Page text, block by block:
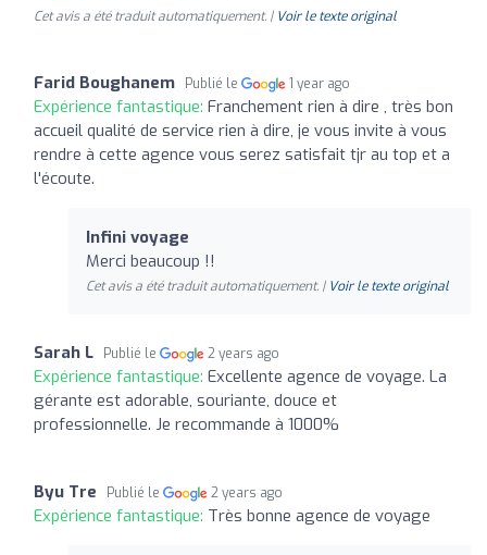
Cet avis a été traduit automatiquement. | Voir le texte original
Farid Boughanem Publié le 1 year ago
Expérience fantastique: Franchement rien à dire , très bon
accueil qualité de service rien à dire, je vous invite à vous
rendre à cette agence vous serez satisfait tjr au top et a
l'écoute.
Infini voyage
Merci beaucoup !!
Cet avis a été traduit automatiquement. | Voir le texte original
Sarah L Publié le 2 years ago
Expérience fantastique: Excellente agence de voyage. La
gérante est adorable, souriante, douce et
professionnelle. Je recommande à 1000%
Byu Tre Publié le 2 years ago
Expérience fantastique: Très bonne agence de voyage